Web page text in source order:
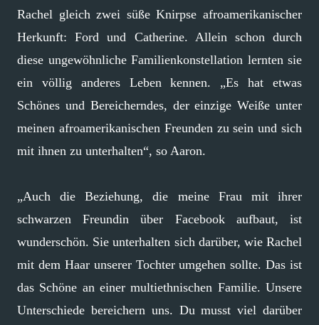
Rachel gleich zwei süße Knirpse afroamerikanischer
Herkunft: Ford und Catherine. Allein schon durch
diese ungewöhnliche Familienkonstellation lernten sie
ein völlig anderes Leben kennen. „Es hat etwas
Schönes und Bereicherndes, der einzige Weiße unter
meinen afroamerikanischen Freunden zu sein und sich
mit ihnen zu unterhalten“, so Aaron.
„Auch die Beziehung, die meine Frau mit ihrer
schwarzen Freundin über Facebook aufbaut, ist
wunderschön. Sie unterhalten sich darüber, wie Rachel
mit dem Haar unserer Tochter umgehen sollte. Das ist
das Schöne an einer multiethnischen Familie. Unsere
Unterschiede bereichern uns. Du musst viel darüber